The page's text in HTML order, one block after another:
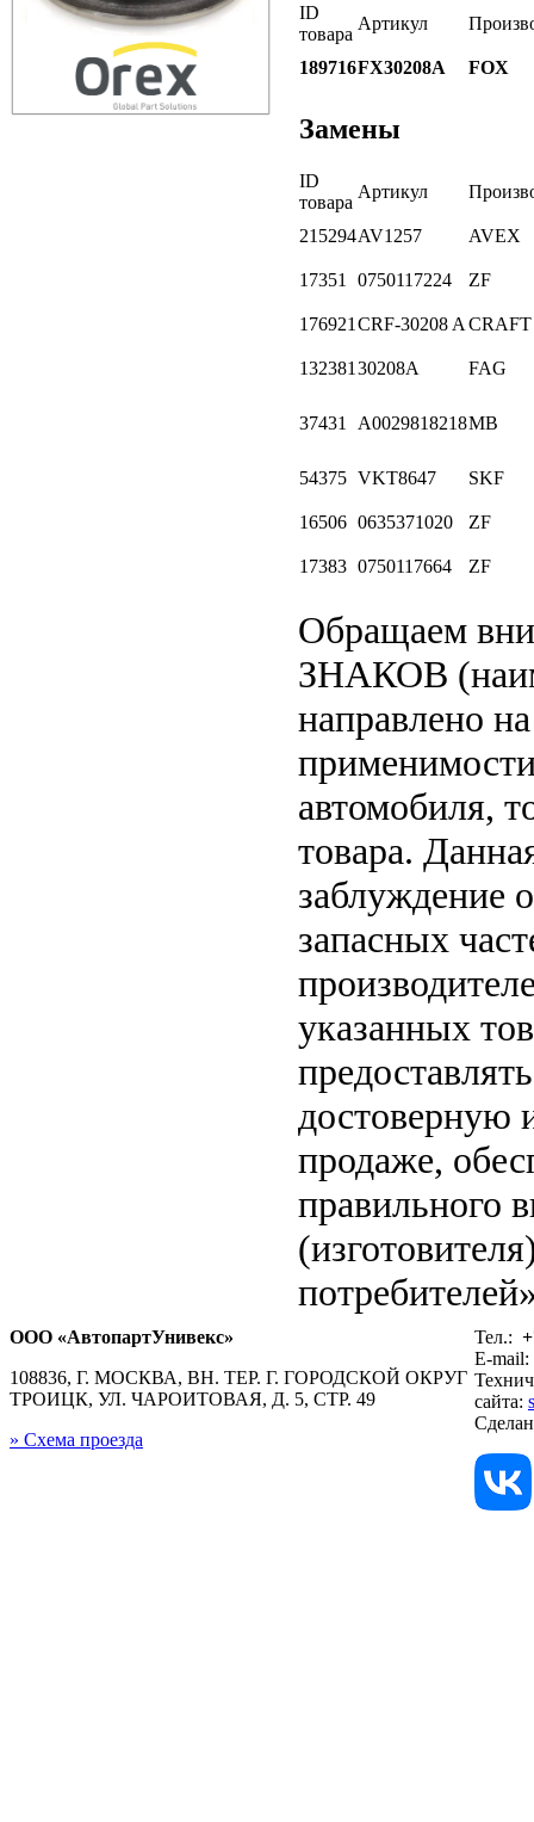
ID
товара
Артикул
189716FX30208A FOX
Замены
ID
товара
Артикул
215294AV1257 AVEX
17351 0750117224 ZF
176921 CRF-30208 A CRAFT
132381 30208A FAG
37431 A0029818218MB
54375 VKT8647 SKF
16506 0635371020 ZF
17383 0750117664 ZF
Обращаем
ЗНАКОВ
направлено
автомобиля,
товара.
заблуждение
запасных
указанных
достоверную
продаже,
правильного
ООО «АвтопартУнивекс»
108836, Г. МОСКВА, ВН. ТЕР. Г. ГОРОДСКОЙ ОКРУГ
ТРОИЦК, УЛ. ЧАРОИТОВАЯ, Д. 5, СТР. 49
» Схема проезда
Тел.:
E-mail:
сайта: